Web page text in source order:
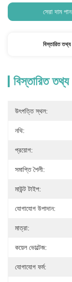
সেরা দাম পান
বিস্তারিত তথ্য
বিস্তারিত তথ্য
উৎপত্তি স্থল:
নথি:
প্রয়োগ:
সমাপ্তি শৈলী:
মাউন্ট টাইপ:
যোগাযোগ উপাদান:
মাত্রা:
কয়েল ভোল্টেজ:
যোগাযোগ ফর্ম: